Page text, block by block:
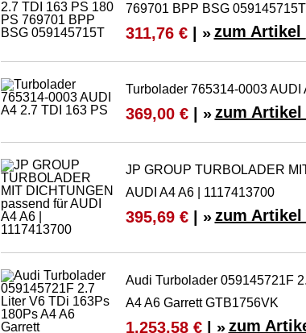
769701 BPP BSG 059145715T
311,76 €| » zum Artikel
Turbolader 765314-0003 AUDI
369,00 €| » zum Artikel
JP GROUP TURBOLADER
AUDI A4 A6 | 1117413700
395,69 €| » zum Artikel
Audi Turbolader 059145721F
A4 A6 Garrett GTB1756VK
1.253,58 €| » zum